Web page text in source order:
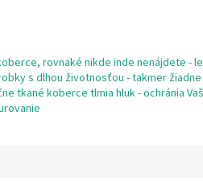
rovnaké nikde inde nenájdete -
s dlhou životnosťou - takmer
tkané koberce tlmia hluk - ochránia